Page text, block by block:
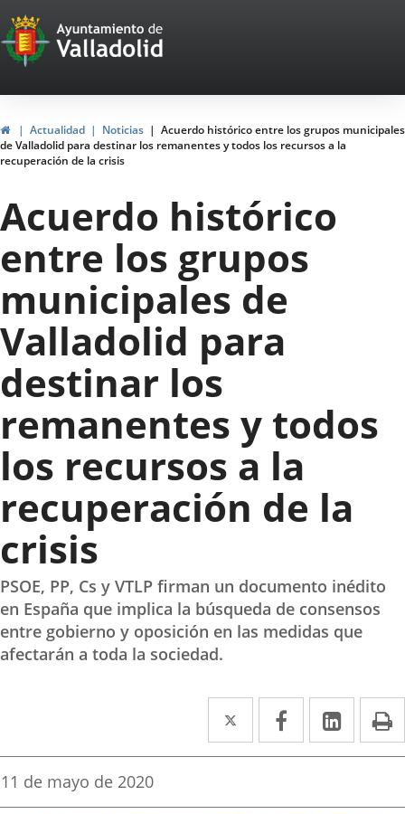
Portal
Web
del
Ayuntamiento
de
Valladolid
HomeActualidad Noticias
Acuerdo histórico entre los grupos municipales
de Valladolid para destinar los remanentes y todos los recursos a la
recuperación de la crisis
Acuerdo histórico
entre los grupos
municipales de
Valladolid para
destinar los
remanentes y todos
los recursos a la
recuperación de la
crisis
PSOE, PP, Cs y VTLP firman un documento inédito
en España que implica la búsqueda de consensos
entre gobierno y oposición en las medidas que
afectarán a toda la sociedad.
Twitter
Enlace
a
aplicación
Facebook
Enlace
a
aplicación
Enlace
a
Fecha
11 de mayo de 2020